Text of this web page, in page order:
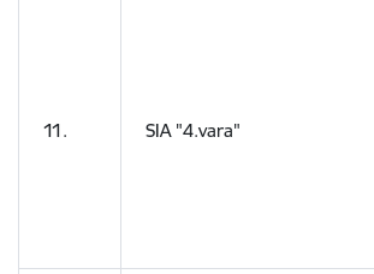
11. SIA "4.vara"